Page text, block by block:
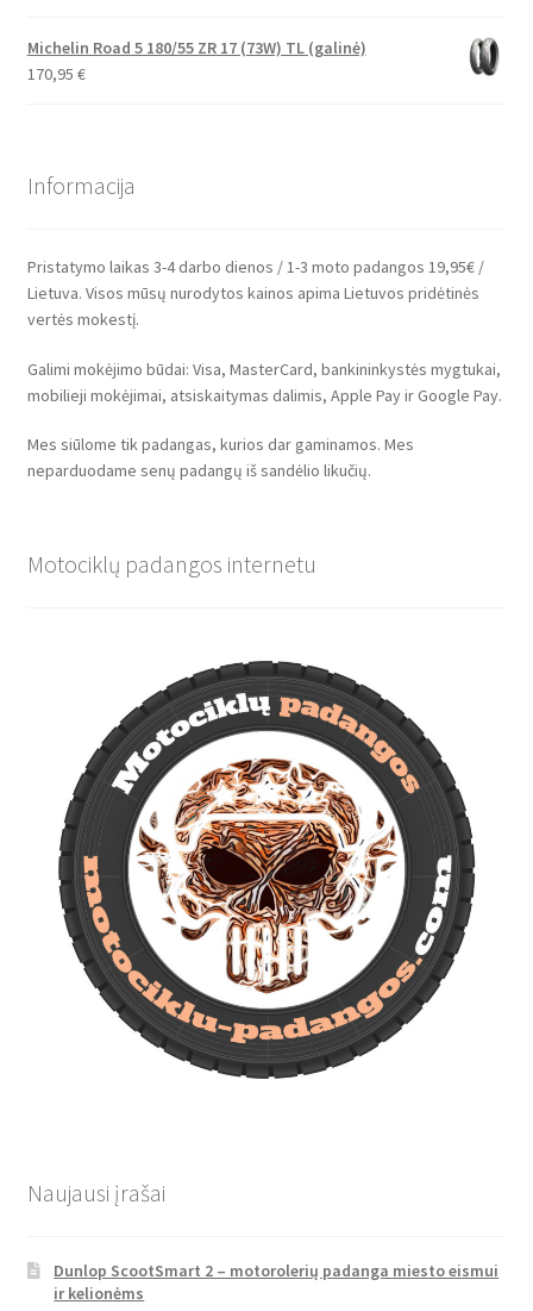
Michelin Road 5 180/55 ZR 17 (73W) TL (galinė)
170,95 €
Informacija
Pristatymo laikas 3-4 darbo dienos / 1-3 moto padangos 19,95€ /
Lietuva. Visos mūsų nurodytos kainos apima Lietuvos pridėtinės
vertės mokestį.
Galimi mokėjimo būdai: Visa, MasterCard, bankininkystės mygtukai,
mobilieji mokėjimai, atsiskaitymas dalimis, Apple Pay ir Google Pay.
Mes siūlome tik padangas, kurios dar gaminamos. Mes
neparduodame senų padangų iš sandėlio likučių.
Motociklų padangos internetu
Naujausi įrašai
Dunlop ScootSmart 2 – motorolerių padanga miesto eismui
ir kelionėms